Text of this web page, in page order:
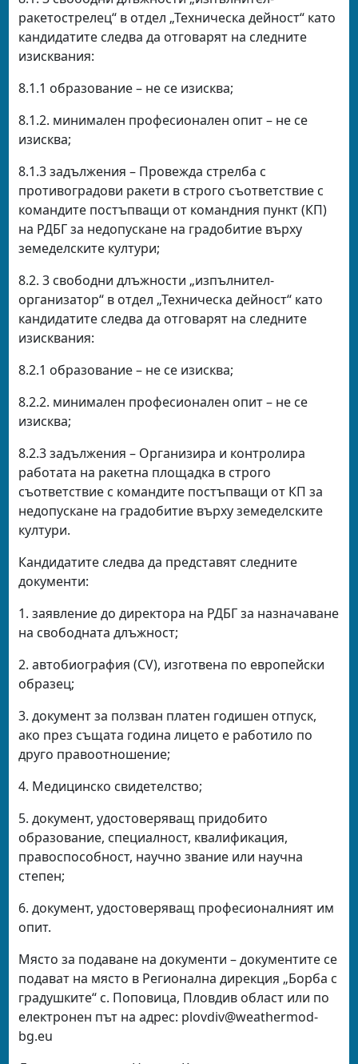
ракетострелец“ в отдел „Техническа дейност“ като
кандидатите следва да отговарят на следните
изисквания:
8.1.1 образование – не се изисква;
8.1.2. минимален професионален опит – не се
изисква;
8.1.3 задължения – Провежда стрелба с
противоградови ракети в строго съответствие с
командите постъпващи от командния пункт (КП)
на РДБГ за недопускане на градобитие върху
земеделските култури;
8.2. 3 свободни длъжности „изпълнител-
организатор“ в отдел „Техническа дейност“ като
кандидатите следва да отговарят на следните
изисквания:
8.2.1 образование – не се изисква;
8.2.2. минимален професионален опит – не се
изисква;
8.2.3 задължения – Организира и контролира
работата на ракетна площадка в строго
съответствие с командите постъпващи от КП за
недопускане на градобитие върху земеделските
култури.
Кандидатите следва да представят следните
документи:
1. заявление до директора на РДБГ за назначаване
на свободната длъжност;
2. автобиография (CV), изготвена по европейски
образец;
3. документ за ползван платен годишен отпуск,
ако през същата година лицето е работило по
друго правоотношение;
4. Медицинско свидетелство;
5. документ, удостоверяващ придобито
образование, специалност, квалификация,
правоспособност, научно звание или научна
степен;
6. документ, удостоверяващ професионалният им
опит.
Място за подаване на документи – документите се
подават на място в Регионална дирекция „Борба с
градушките“ с. Поповица, Пловдив област или по
електронен път на адрес: plovdiv@weathermod-
bg.eu